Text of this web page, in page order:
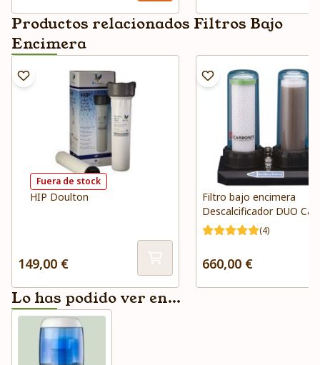
Productos relacionados Filtros Bajo
Encimera
Fuera de stock
HIP Doulton
149,00 €
Filtro bajo encimera
Descalcificador DUO
(4)
660,00 €
Lo has podido ver en...